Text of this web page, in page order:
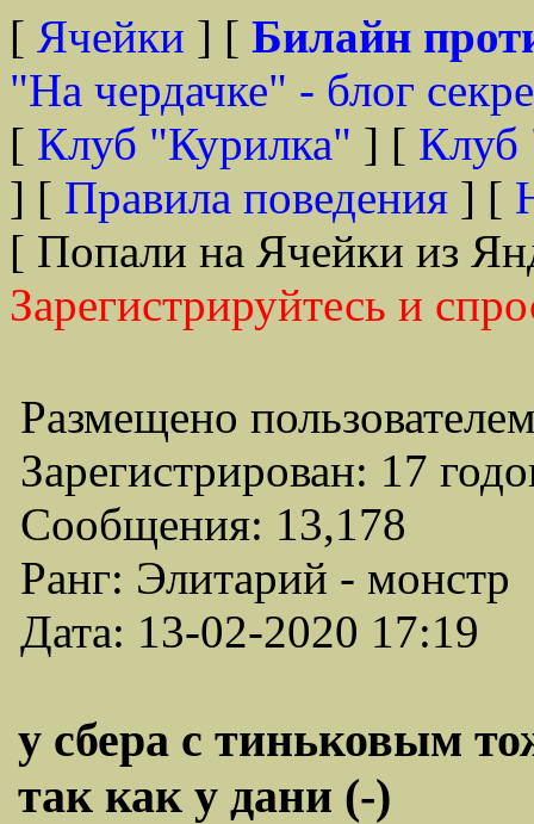
[ Ячейки ] [ Билайн
"На чердачке" - блог
[ Клуб "Курилка" ] [ Клуб
] [ Правила поведения ] [
[ Попали на Ячейки из
Зарегистрируйтесь и
Размещено
Зарегистрирован: 17
Сообщения: 13,178
Ранг: Элитарий - монстр
Дата: 13-02-2020 17:19
у сбера с тиньковым
так как у дани (-)